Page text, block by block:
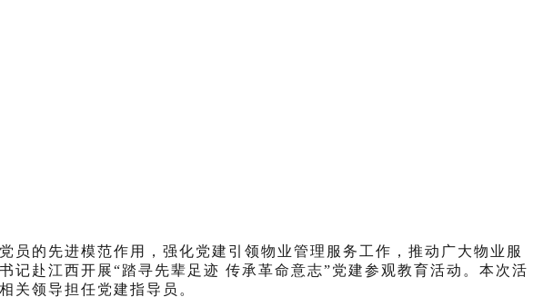
的先进模范作用，强化党建引领物业管理服务工作，推动广大物业服
书记赴江西开展“踏寻先辈足迹 传承革命意志”党建参观教育活动 。本次活
关领导担任党建指导员 。